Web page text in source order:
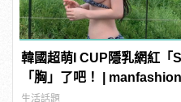
韓國超萌I CUP隱乳網紅「
「胸」了吧！ |
生活話題